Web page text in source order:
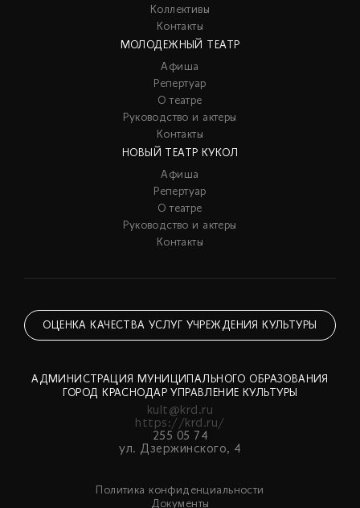
Коллективы
Контакты
МОЛОДЕЖНЫЙ ТЕАТР
Афиша
Репертуар
О театре
Руководство и актеры
Контакты
НОВЫЙ ТЕАТР КУКОЛ
Афиша
Репертуар
О театре
Руководство и актеры
Контакты
ОЦЕНКА КАЧЕСТВА УСЛУГ УЧРЕЖДЕНИЯ КУЛЬТУРЫ
АДМИНИСТРАЦИЯ МУНИЦИПАЛЬНОГО ОБРАЗОВАНИЯ
ГОРОД КРАСНОДАР УПРАВЛЕНИЕ КУЛЬТУРЫ
kult@krd.ru
https://krd.ru/
255 05 74
ул. Дзержинского, 4
Политика конфиденциальности
Документы